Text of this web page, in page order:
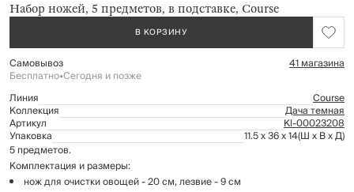
Набор ножей, 5 предметов, в подставке, Course
В КОРЗИНУ
Самовывоз 41 магазина
Бесплатно•Сегодня и позже
Линия
Course
Коллекция Дача темная
Артикул Kl-00023208
Упаковка 11.5 x 36 x 14(Ш x В x Д)
5 предметов.
Комплектация и размеры:
нож для очистки овощей - 20 см, лезвие - 9 см